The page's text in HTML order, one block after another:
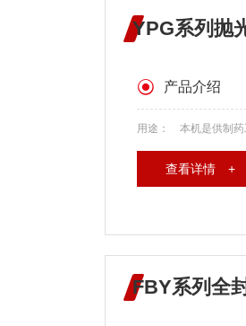
YPG系列抛
产品介绍
用途： 本机是供制药
查看详情 +
FBY系列全